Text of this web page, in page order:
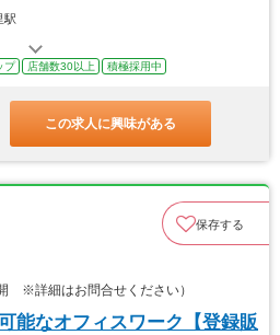
駅
プ 店舗数30以上 積極採用中
この求人に興味がある
保存する
※詳細はお問合せください）
能なオフィスワーク【登録販